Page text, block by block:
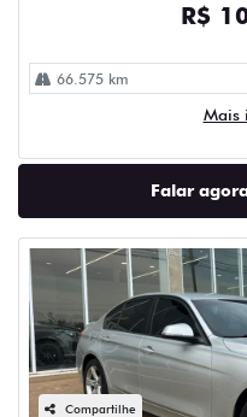
R$
66.575 km
Mais
Falar
Compartilhe